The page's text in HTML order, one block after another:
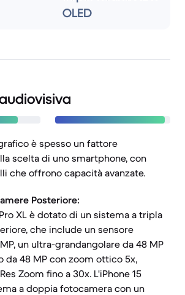
OLED
è spesso un fattore
scelta di uno smartphone, con
che offrono capacità avanzate.
Posteriore:
XL è dotato di un sistema a tripla
che include un sensore
un ultra-grandangolare da 48 MP
da 48 MP con zoom ottico 5x,
Zoom fino a 30x. L'iPhone 15
a doppia fotocamera con un